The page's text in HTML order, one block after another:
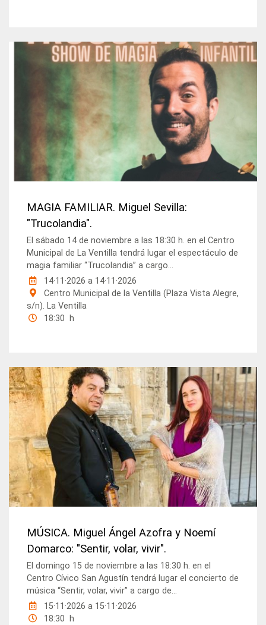
MAGIA FAMILIAR. Miguel Sevilla:
"Trucolandia".
El sábado 14 de noviembre a las 18:30 h. en el Centro
Municipal de La Ventilla tendrá lugar el espectáculo de
magia familiar “Trucolandia” a cargo...
14·11·2026a 14·11·2026
Centro Municipal de la Ventilla (Plaza Vista Alegre,
s/n). La Ventilla
18:30 h
MÚSICA. Miguel Ángel Azofra y Noemí
Domarco: "Sentir, volar, vivir".
El domingo 15 de noviembre a las 18:30 h. en el
Centro Cívico San Agustín tendrá lugar el concierto de
música “Sentir, volar, vivir” a cargo de...
15·11·2026a 15·11·2026
18:30 h